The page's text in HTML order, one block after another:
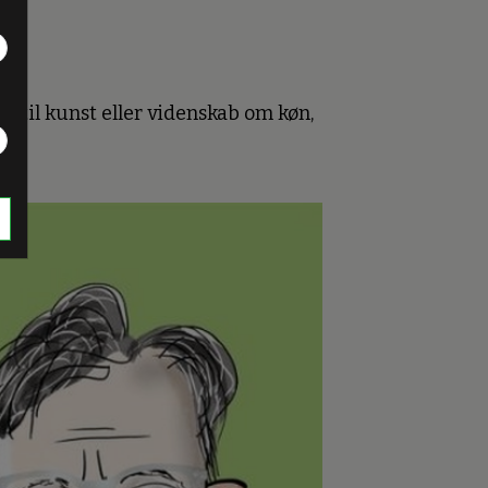
til kunst eller videnskab om køn,